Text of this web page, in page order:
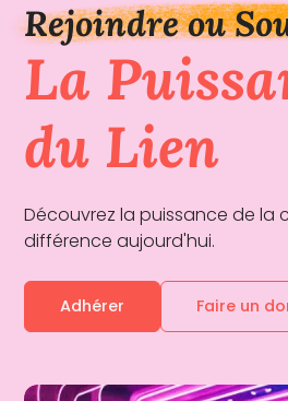
Rejoindre ou
La
du Lien
Découvrez la puissance de la
différence aujourd'hui.
Adhérer Faire un